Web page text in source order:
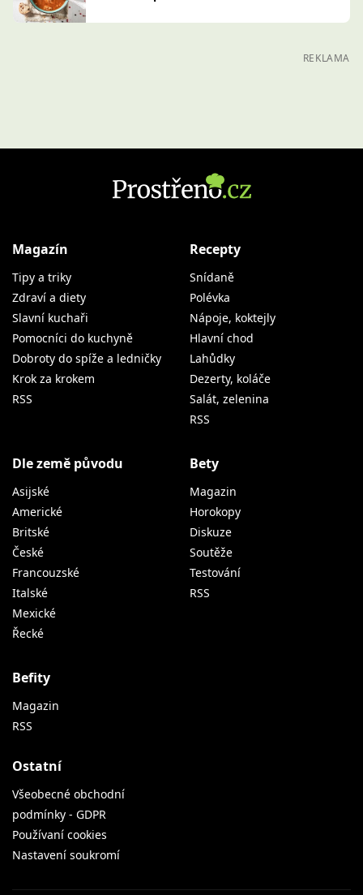
REKLAMA
Magazín
Tipy a triky
Zdraví a diety
Slavní kuchaři
Pomocníci do kuchyně
Dobroty do spíže a ledničky
Krok za krokem
RSS
Recepty
Snídaně
Polévka
Nápoje, koktejly
Hlavní chod
Lahůdky
Dezerty, koláče
Salát, zelenina
RSS
Dle země původu
Asijské
Americké
Britské
České
Francouzské
Italské
Mexické
Řecké
Bety
Magazin
Horokopy
Diskuze
Soutěže
Testování
RSS
Befity
Magazin
RSS
Ostatní
Všeobecné obchodní
podmínky - GDPR
Používaní cookies
Nastavení soukromí